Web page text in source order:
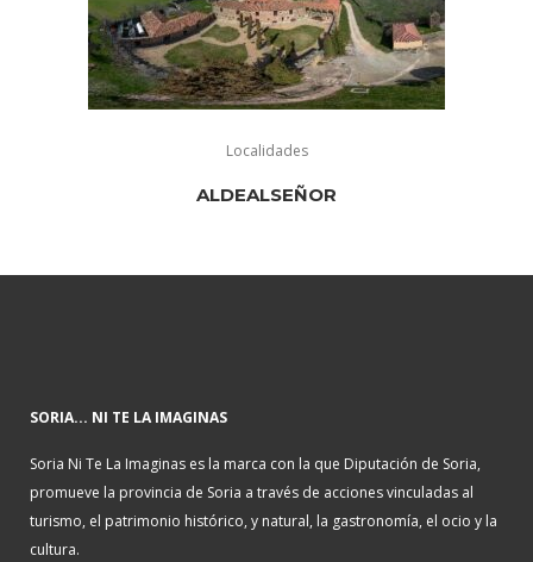
Localidades
ALDEALSEÑOR
SORIA... NI TE LA IMAGINAS
Soria Ni Te La Imaginas es la marca con la que Diputación de Soria,
promueve la provincia de Soria a través de acciones vinculadas al
turismo, el patrimonio histórico, y natural, la gastronomía, el ocio y la
cultura.